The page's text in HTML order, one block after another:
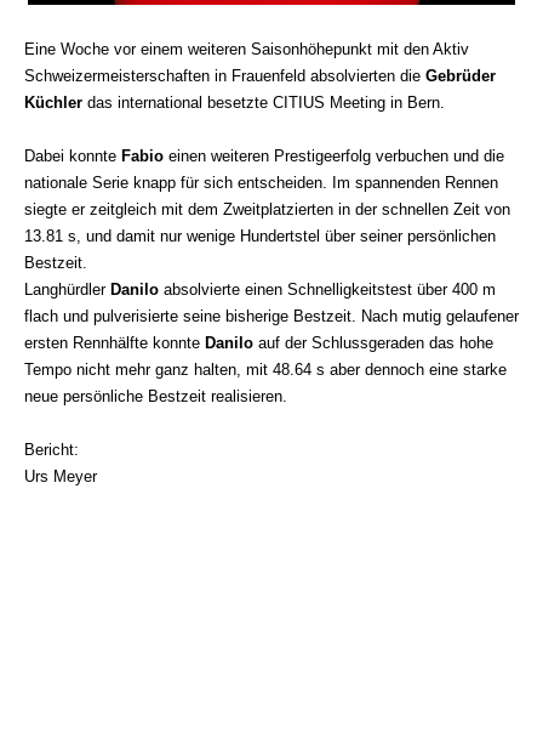
Eine Woche vor einem weiteren Saisonhöhepunkt mit den Aktiv
Schweizermeisterschaften in Frauenfeld absolvierten die Gebrüder
Küchler das international besetzte CITIUS Meeting in Bern.
Dabei konnte Fabio einen weiteren Prestigeerfolg verbuchen und die
nationale Serie knapp für sich entscheiden. Im spannenden Rennen
siegte er zeitgleich mit dem Zweitplatzierten in der schnellen Zeit von
13.81 s, und damit nur wenige Hundertstel über seiner persönlichen
Bestzeit.
Langhürdler Danilo absolvierte einen Schnelligkeitstest über 400 m
flach und pulverisierte seine bisherige Bestzeit. Nach mutig gelaufener
ersten Rennhälfte konnte Danilo auf der Schlussgeraden das hohe
Tempo nicht mehr ganz halten, mit 48.64 s aber dennoch eine starke
neue persönliche Bestzeit realisieren.
Bericht:
Urs Meyer